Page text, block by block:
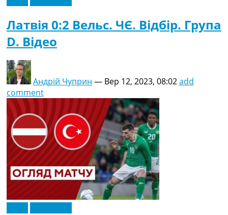
Латвія 0:2 Вельс. ЧЄ. Відбір. Група
D. Відео
Андрій Чуприн — Вер 12, 2023, 08:02add
comment